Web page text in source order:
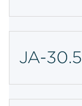
JA-